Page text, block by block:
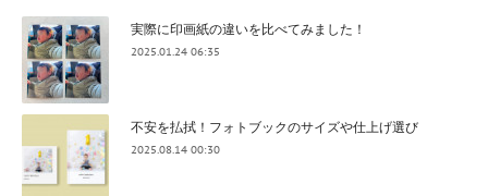
実際に印画紙の違いを比べてみました！
2025.01.24 06:35
不安を払拭！フォトブックのサイズや仕上げ選び
2025.08.14 00:30